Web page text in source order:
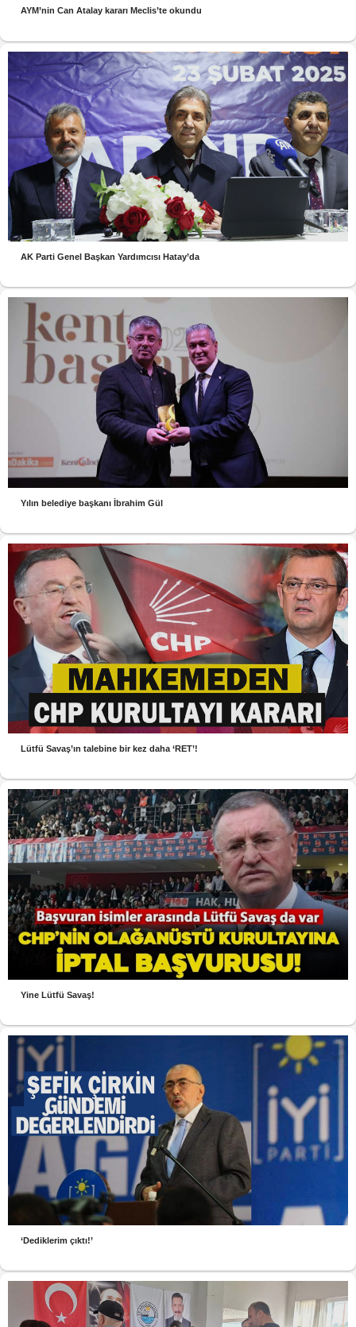
AYM’nin Can Atalay kararı Meclis’te okundu
AK Parti Genel Başkan Yardımcısı Hatay’da
Yılın belediye başkanı İbrahim Gül
Lütfü Savaş’ın talebine bir kez daha ‘RET’!
Yine Lütfü Savaş!
‘Dediklerim çıktı!’